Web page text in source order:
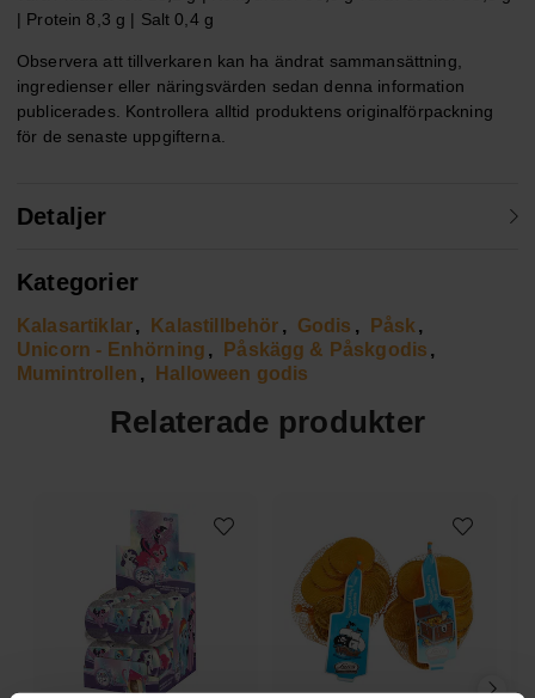
| Protein 8,3 g | Salt 0,4 g
Observera att tillverkaren kan ha ändrat sammansättning,
ingredienser eller näringsvärden sedan denna information
publicerades. Kontrollera alltid produktens originalförpackning
för de senaste uppgifterna.
Detaljer
Kategorier
Kalasartiklar Kalastillbehör Godis
Påsk
Unicorn - Enhörning
Påskägg & Påskgodis
Mumintrollen
Halloween godis
Relaterade produkter